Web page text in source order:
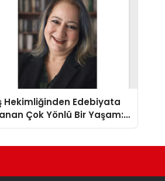
Hekimliğinden Edebiyata
Çok Yönlü Bir Yaşam:
Şahin Yaman